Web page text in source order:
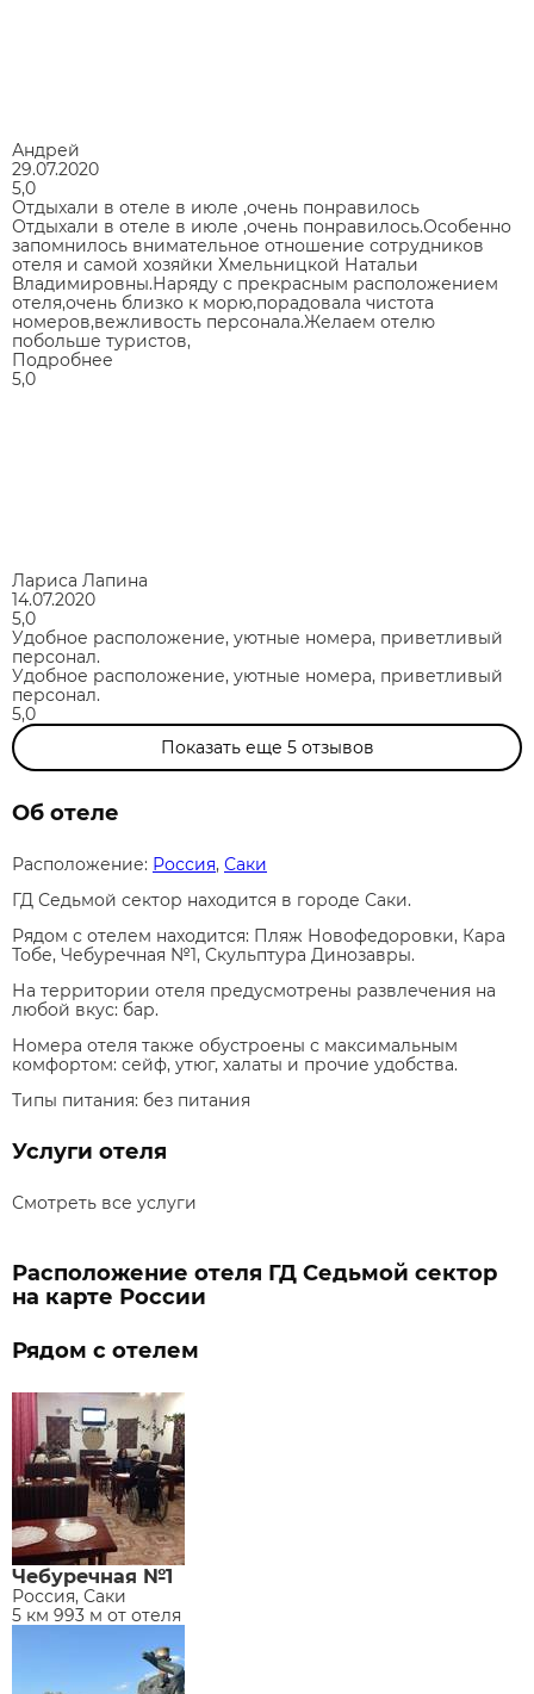
Андрей
29.07.2020
5,0
Отдыхали в отеле в июле ,очень понравилось
Отдыхали в отеле в июле ,очень понравилось.Особенно
запомнилось внимательное отношение сотрудников
отеля и самой хозяйки Хмельницкой Натальи
Владимировны.Наряду с прекрасным расположением
отеля,очень близко к морю,порадовала чистота
номеров,вежливость персонала.Желаем отелю
побольше туристов,
Подробнее
5,0
Лариса Лапина
14.07.2020
5,0
Удобное расположение, уютные номера, приветливый
персонал.
Удобное расположение, уютные номера, приветливый
персонал.
5,0
Показать еще 5отзывов
Об отеле
Расположение: Россия, Саки
ГД Седьмой сектор находится в городе Саки.
Рядом с отелем находится: Пляж Новофедоровки, Кара
Тобе, Чебуречная №1, Скульптура Динозавры.
На территории отеля предусмотрены развлечения на
любой вкус: бар.
Номера отеля также обустроены с максимальным
комфортом: сейф, утюг, халаты и прочие удобства.
Типы питания: без питания
Услуги отеля
Смотреть все услуги
Расположение отеля ГД Седьмой сектор
на карте России
Рядом с отелем
Чебуречная №1
Россия, Саки
5 км 993 м от отеля